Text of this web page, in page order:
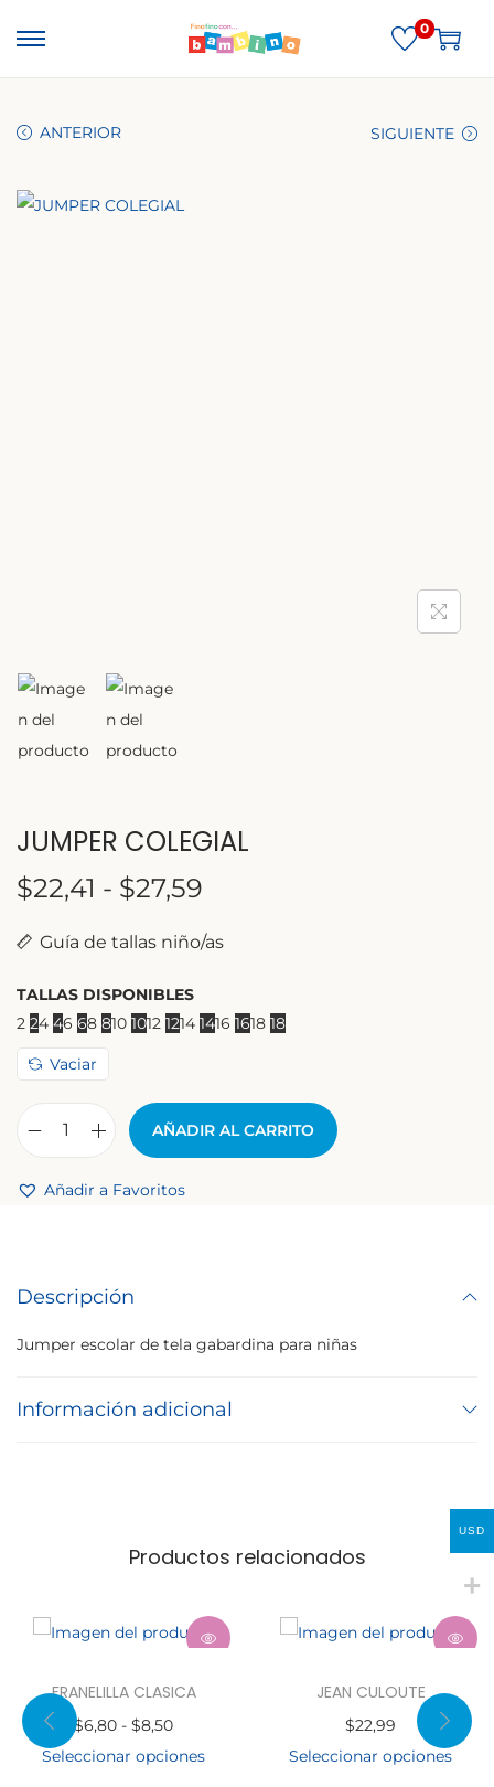
0
ANTERIOR SIGUIENTE
JUMPER COLEGIAL
$22,41 - $27,59
Guía de tallas niño/as
TALLAS DISPONIBLES
2 24 46 68 810 1012 1214 1416 1618 18
Vaciar
AÑADIR AL CARRITO
Añadir a Favoritos
Descripción
Jumper escolar de tela gabardina para niñas
Información adicional
Productos relacionados
FRANELILLA CLASICA
$6,80 - $8,50
Seleccionar opciones
JEAN CULOUTE
$22,99
Seleccionar opciones
USD